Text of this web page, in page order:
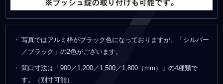
写真ではアルミ枠がブラック色になっておりますが、「シルバー
／ブラック」の2色がございます。
間口寸法は「900／1,200／1,500／1,800（mm）」の4種類で
す。（別寸可能）